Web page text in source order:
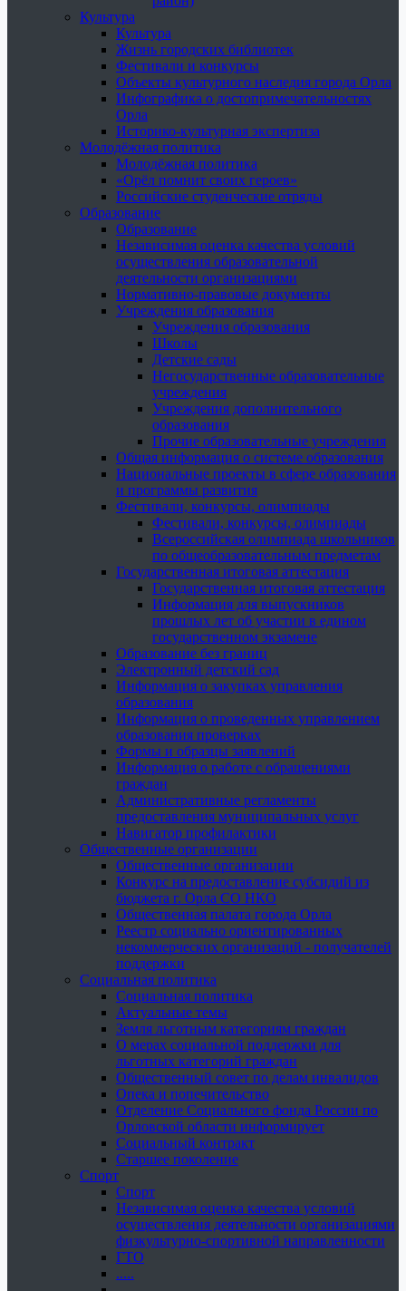
Культура
Культура
Жизнь городских библиотек
Фестивали и конкурсы
Объекты культурного наследия города Орла
Инфографика о достопримечательностях
Орла
Историко-культурная экспертиза
Молодёжная политика
Молодёжная политика
«Орёл помнит своих героев»
Российские студенческие отряды
Образование
Образование
Независимая оценка качества условий
осуществления образовательной
деятельности организациями
Нормативно-правовые документы
Учреждения образования
Учреждения образования
Школы
Детские сады
Негосударственные образовательные
учреждения
Учреждения дополнительного
образования
Прочие образовательные учреждения
Общая информация о системе образования
Национальные проекты в сфере образования
и программы развития
Фестивали, конкурсы, олимпиады
Фестивали, конкурсы, олимпиады
Всероссийская олимпиада школьников
по общеобразовательным предметам
Государственная итоговая аттестация
Государственная итоговая аттестация
Информация для выпускников
прошлых лет об участии в едином
государственном экзамене
Образование без границ
Электронный детский сад
Информация о закупках управления
образования
Информация о проведенных управлением
образования проверках
Формы и образцы заявлений
Информация о работе с обращениями
граждан
Административные регламенты
предоставления муниципальных услуг
Навигатор профилактики
Общественные организации
Общественные организации
Конкурс на предоставление субсидий из
бюджета г. Орла СО НКО
Общественная палата города Орла
Реестр социально ориентированных
некоммерческих организаций - получателей
поддержки
Социальная политика
Социальная политика
Актуальные темы
Земля льготным категориям граждан
О мерах социальной поддержки для
льготных категорий граждан
Общественный совет по делам инвалидов
Опека и попечительство
Отделение Социального фонда России по
Орловской области информирует
Социальный контракт
Старшее поколение
Спорт
Спорт
Независимая оценка качества условий
осуществления деятельности организациями
физкультурно-спортивной направленности
ГТО
.....